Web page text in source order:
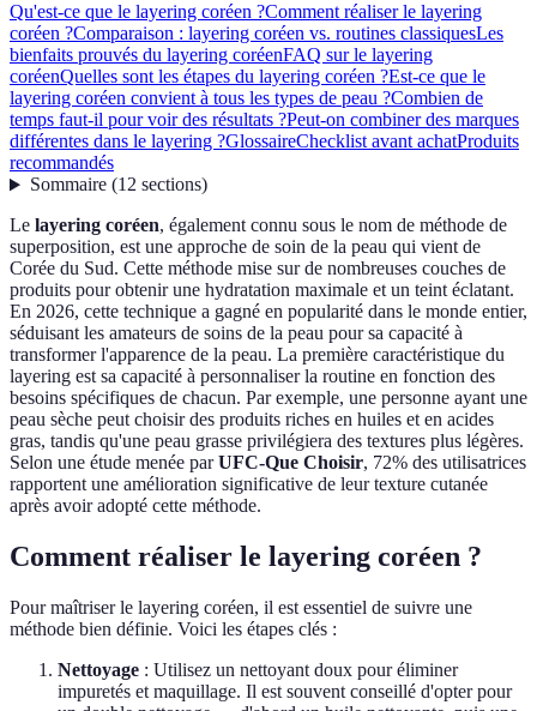
Qu'est-ce que le layering coréen ?Comment réaliser le layering
coréen ?Comparaison : layering coréen vs. routines classiquesLes
bienfaits prouvés du layering coréenFAQ sur le layering
coréenQuelles sont les étapes du layering coréen ?Est-ce que le
layering coréen convient à tous les types de peau ?Combien de
temps faut-il pour voir des résultats ?Peut-on combiner des marques
différentes dans le layering ?GlossaireChecklist avant achatProduits
recommandés
Sommaire(12 sections)
Le layering coréen, également connu sous le nom de méthode de
superposition, est une approche de soin de la peau qui vient de
Corée du Sud. Cette méthode mise sur de nombreuses couches de
produits pour obtenir une hydratation maximale et un teint éclatant.
En 2026, cette technique a gagné en popularité dans le monde entier,
séduisant les amateurs de soins de la peau pour sa capacité à
transformer l'apparence de la peau. La première caractéristique du
layering est sa capacité à personnaliser la routine en fonction des
besoins spécifiques de chacun. Par exemple, une personne ayant une
peau sèche peut choisir des produits riches en huiles et en acides
gras, tandis qu'une peau grasse privilégiera des textures plus légères.
Selon une étude menée parUFC-Que Choisir, 72% des utilisatrices
rapportent une amélioration significative de leur texture cutanée
après avoir adopté cette méthode.
Comment réaliser le layering coréen ?
Pour maîtriser le layering coréen, il est essentiel de suivre une
méthode bien définie. Voici les étapes clés :
Nettoyage : Utilisez un nettoyant doux pour éliminer
impuretés et maquillage. Il est souvent conseillé d'opter pour